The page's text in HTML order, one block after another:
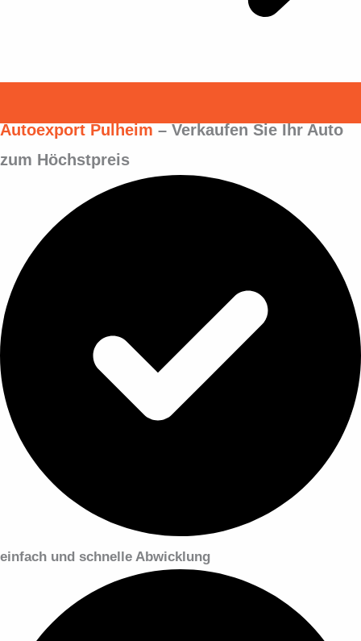
Autoexport Pulheim – Verkaufen Sie Ihr Auto
zum Höchstpreis
einfach und schnelle Abwicklung